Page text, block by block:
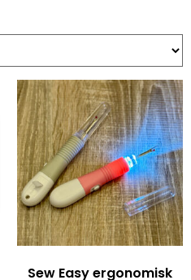
Sew Easy ergonomisk